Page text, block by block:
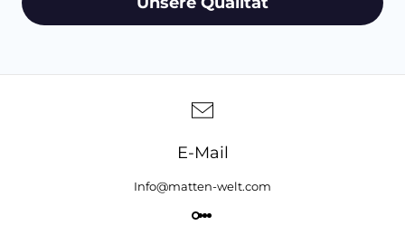
E-Mail
Info@matten-welt.com